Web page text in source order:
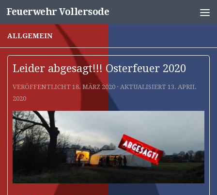
Unter dem Inhalt
Feuerwehr Vollersode
ALLGEMEIN
Leider abgesagt!!! Osterfeuer 2020
VERÖFFENTLICHT 18. MÄRZ 2020 · AKTUALISIERT 13. APRIL
2020